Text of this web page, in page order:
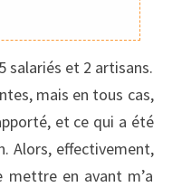
salariés et 2 artisans.
mais en tous cas,
et ce qui a été
Alors, effectivement,
mettre en avant m’a